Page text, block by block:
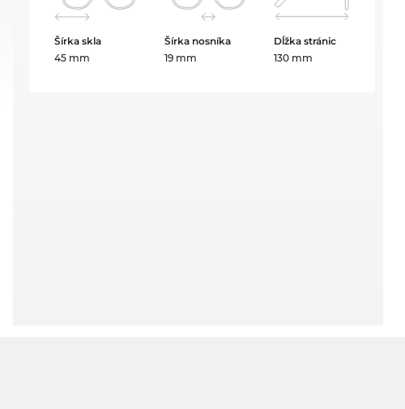
Šírka skla
45 mm
Šírka nosníka
19 mm
Dĺžka stránic
130 mm